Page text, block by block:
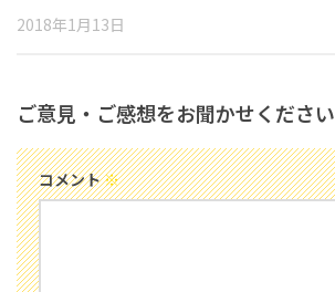
2018年1月13日
ご意見・ご感想をお聞かせください
コメント※